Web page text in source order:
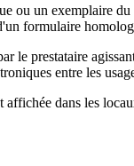
ou un exemplaire
formulaire
le prestataire
entre les
dans les